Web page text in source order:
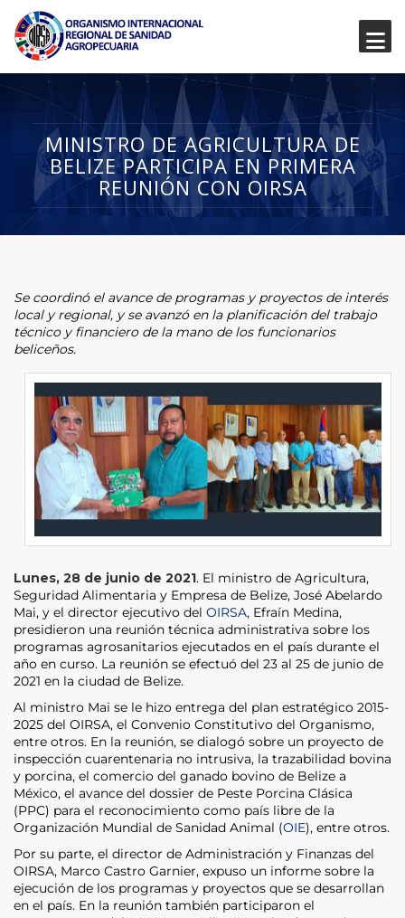
MINISTRO DE AGRICULTURA DE
BELIZE PARTICIPA EN PRIMERA
REUNIÓN CON OIRSA
Se coordinó el avance de programas y proyectos de interés
local y regional, y se avanzó en la planificación del trabajo
técnico y financiero de la mano de los funcionarios
beliceños.
Lunes, 28 de junio de 2021. El ministro de Agricultura,
Seguridad Alimentaria y Empresa de Belize, José Abelardo
Mai, y el director ejecutivo del OIRSA, Efraín Medina,
presidieron una reunión técnica administrativa sobre los
programas agrosanitarios ejecutados en el país durante el
año en curso. La reunión se efectuó del 23 al 25 de junio de
2021 en la ciudad de Belize.
Al ministro Mai se le hizo entrega del plan estratégico 2015-
2025 del OIRSA, el Convenio Constitutivo del Organismo,
entre otros. En la reunión, se dialogó sobre un proyecto de
inspección cuarentenaria no intrusiva, la trazabilidad bovina
y porcina, el comercio del ganado bovino de Belize a
México, el avance del dossier de Peste Porcina Clásica
(PPC) para el reconocimiento como país libre de la
Organización Mundial de Sanidad Animal (OIE), entre otros.
Por su parte, el director de Administración y Finanzas del
OIRSA, Marco Castro Garnier, expuso un informe sobre la
ejecución de los programas y proyectos que se desarrollan
en el país. En la reunión también participaron el